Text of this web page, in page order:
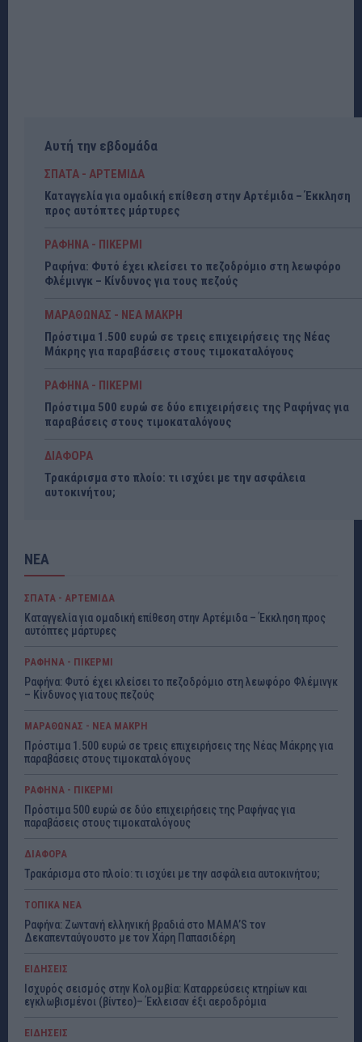
Αυτή την εβδομάδα
ΣΠΑΤΑ - ΑΡΤΕΜΙΔΑ
Καταγγελία για ομαδική επίθεση στην Αρτέμιδα – Έκκληση
προς αυτόπτες μάρτυρες
ΡΑΦΗΝΑ - ΠΙΚΕΡΜΙ
Ραφήνα: Φυτό έχει κλείσει το πεζοδρόμιο στη λεωφόρο
Φλέμινγκ – Κίνδυνος για τους πεζούς
ΜΑΡΑΘΩΝΑΣ - ΝΕΑ ΜΑΚΡΗ
Πρόστιμα 1.500 ευρώ σε τρεις επιχειρήσεις της Νέας
Μάκρης για παραβάσεις στους τιμοκαταλόγους
ΡΑΦΗΝΑ - ΠΙΚΕΡΜΙ
Πρόστιμα 500 ευρώ σε δύο επιχειρήσεις της Ραφήνας για
παραβάσεις στους τιμοκαταλόγους
ΔΙΑΦΟΡΑ
Τρακάρισμα στο πλοίο: τι ισχύει με την ασφάλεια
αυτοκινήτου;
ΝΕΑ
ΣΠΑΤΑ - ΑΡΤΕΜΙΔΑ
Καταγγελία για ομαδική επίθεση στην Αρτέμιδα – Έκκληση προς
αυτόπτες μάρτυρες
ΡΑΦΗΝΑ - ΠΙΚΕΡΜΙ
Ραφήνα: Φυτό έχει κλείσει το πεζοδρόμιο στη λεωφόρο Φλέμινγκ
– Κίνδυνος για τους πεζούς
ΜΑΡΑΘΩΝΑΣ - ΝΕΑ ΜΑΚΡΗ
Πρόστιμα 1.500 ευρώ σε τρεις επιχειρήσεις της Νέας Μάκρης για
παραβάσεις στους τιμοκαταλόγους
ΡΑΦΗΝΑ - ΠΙΚΕΡΜΙ
Πρόστιμα 500 ευρώ σε δύο επιχειρήσεις της Ραφήνας για
παραβάσεις στους τιμοκαταλόγους
ΔΙΑΦΟΡΑ
Τρακάρισμα στο πλοίο: τι ισχύει με την ασφάλεια αυτοκινήτου;
ΤΟΠΙΚΑ ΝΕΑ
Ραφήνα: Ζωντανή ελληνική βραδιά στο MAMA’S τον
Δεκαπενταύγουστο με τον Χάρη Παπασιδέρη
ΕΙΔΗΣΕΙΣ
Ισχυρός σεισμός στην Κολομβία: Καταρρεύσεις κτηρίων και
εγκλωβισμένοι (βίντεο)– Έκλεισαν έξι αεροδρόμια
ΕΙΔΗΣΕΙΣ